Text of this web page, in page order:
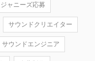
ジャニーズ応募
サウンドクリエイター
サウンドエンジニア